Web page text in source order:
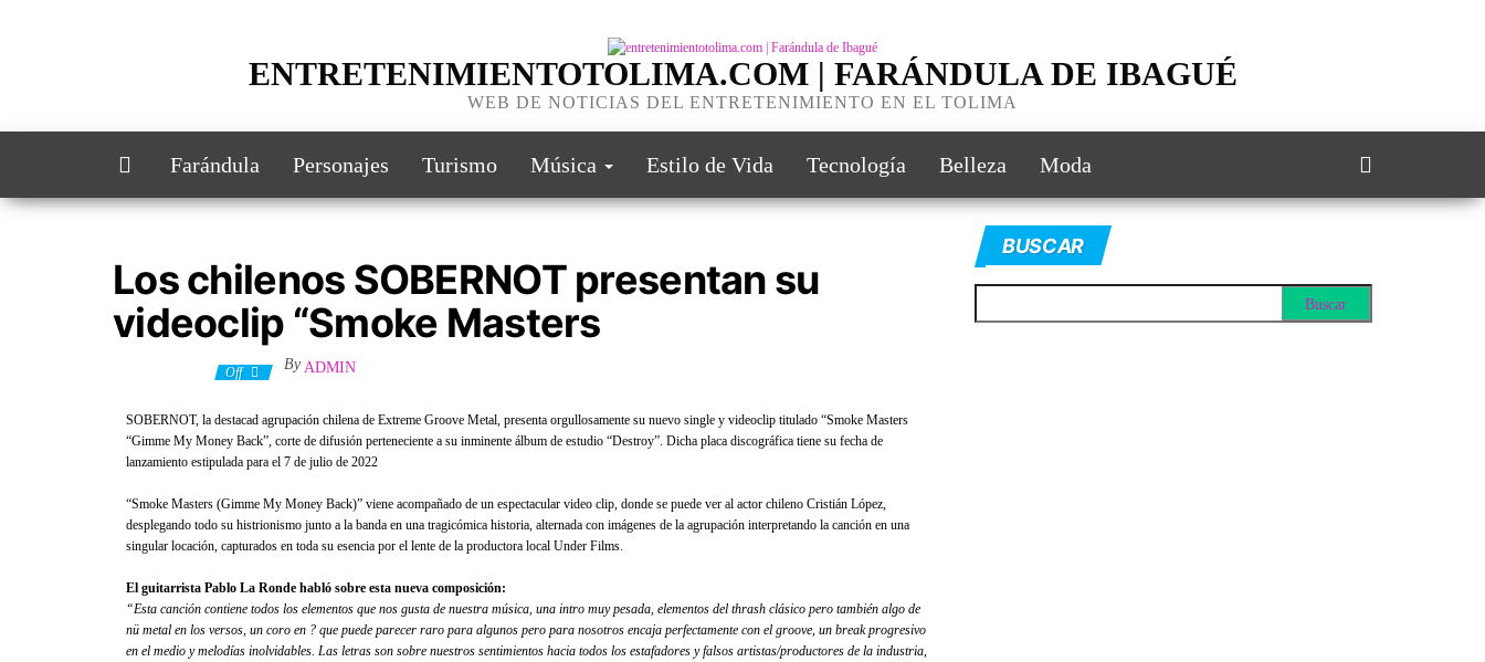
ENTRETENIMIENTOTOLIMA.COM | FARÁNDULA DE IBAGUÉ
WEB DE NOTICIAS DEL ENTRETENIMIENTO EN EL TOLIMA
Farándula Personajes Turismo Música Estilo de Vida Tecnología Belleza Moda
Los chilenos SOBERNOT presentan su
videoclip “Smoke Masters
Off By ADMIN
SOBERNOT, la destacad agrupación chilena de Extreme Groove Metal, presenta orgullosamente su nuevo single y videoclip titulado “Smoke Masters
“Gimme My Money Back”, corte de difusión perteneciente a su inminente álbum de estudio “Destroy”. Dicha placa discográfica tiene su fecha de
lanzamiento estipulada para el 7 de julio de 2022
“Smoke Masters (Gimme My Money Back)” viene acompañado de un espectacular video clip, donde se puede ver al actor chileno Cristián López,
desplegando todo su histrionismo junto a la banda en una tragicómica historia, alternada con imágenes de la agrupación interpretando la canción en una
singular locación, capturados en toda su esencia por el lente de la productora local Under Films.
El guitarrista Pablo La Ronde habló sobre esta nueva composición:
“Esta canción contiene todos los elementos que nos gusta de nuestra música, una intro muy pesada, elementos del thrash clásico pero también algo de
nü metal en los versos, un coro en ? que puede parecer raro para algunos pero para nosotros encaja perfectamente con el groove, un break progresivo
en el medio y melodías inolvidables. Las letras son sobre nuestros sentimientos hacia todos los estafadores y falsos artistas/productores de la industria,
BUSCAR